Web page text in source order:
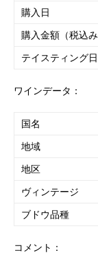
購入日
購入金額（税込み
テイスティング日
ワインデータ：
国名
地域
地区
ヴィンテージ
ブドウ品種
コメント：